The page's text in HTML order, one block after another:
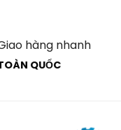
hàng nhanh
QUỐC